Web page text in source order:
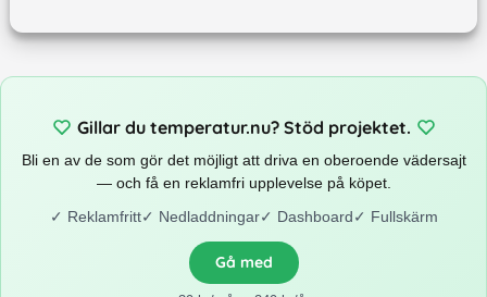
Gillar du temperatur.nu? Stöd projektet.
Bli en av de som gör det möjligt att driva en oberoende vädersajt
— och få en reklamfri upplevelse på köpet.
✓ Reklamfritt✓ Nedladdningar✓ Dashboard✓ Fullskärm
Gå med